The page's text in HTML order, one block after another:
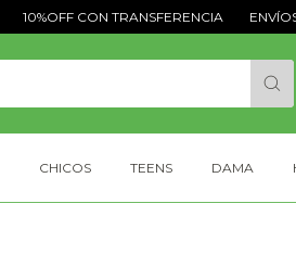
10%OFF CON TRANSFERENCIA ENVÍOS
CHICOS TEENS DAMA